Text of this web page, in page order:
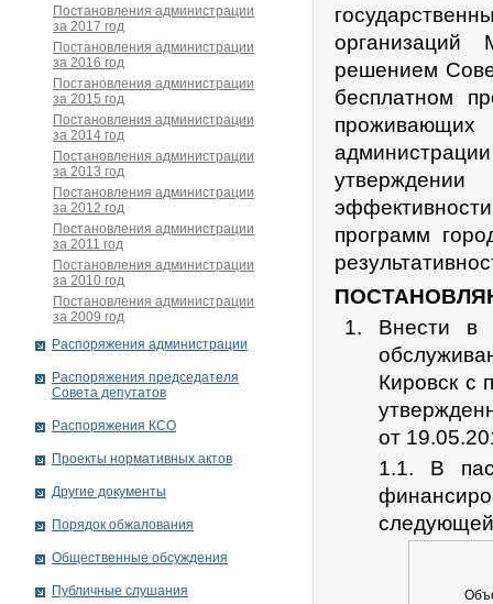
организаций
решением
бесплатном
программ
Внести в
Кировск с
от
1.1. В
Постановления администрации
за 2017 год
Постановления администрации
за 2016 год
Постановления администрации
за 2015 год
Постановления администрации
за 2014 год
Постановления администрации
за 2013 год
Постановления администрации
за 2012 год
Постановления администрации
за 2011 год
Постановления администрации
за 2010 год
Постановления администрации
за 2009 год
Распоряжения администрации
Распоряжения председателя
Совета депутатов
Распоряжения КСО
Проекты нормативных актов
Другие документы
Порядок обжалования
Общественные обсуждения
Публичные слушания